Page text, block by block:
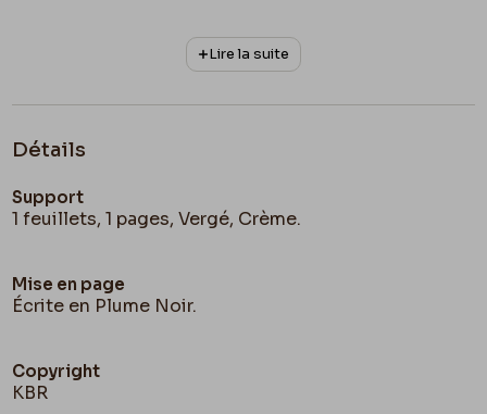
Lire la suite
Détails
Support
1 feuillets, 1 pages, Vergé, Crème.
Mise en page
Écrite en Plume Noir.
Copyright
KBR